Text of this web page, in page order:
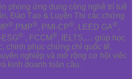
phong ứng dụng công nghệ trí tuệ
Đào Tạo & Luyện Thi các chứng
®,PMP®, PMI-CP®, LEED GA®,
ESG® , FCCM®, IELTS,.... giúp học
chinh phục chứng chỉ quốc tế,
nghiệp và mở rộng cơ hội việc
kinh doanh toàn cầu.